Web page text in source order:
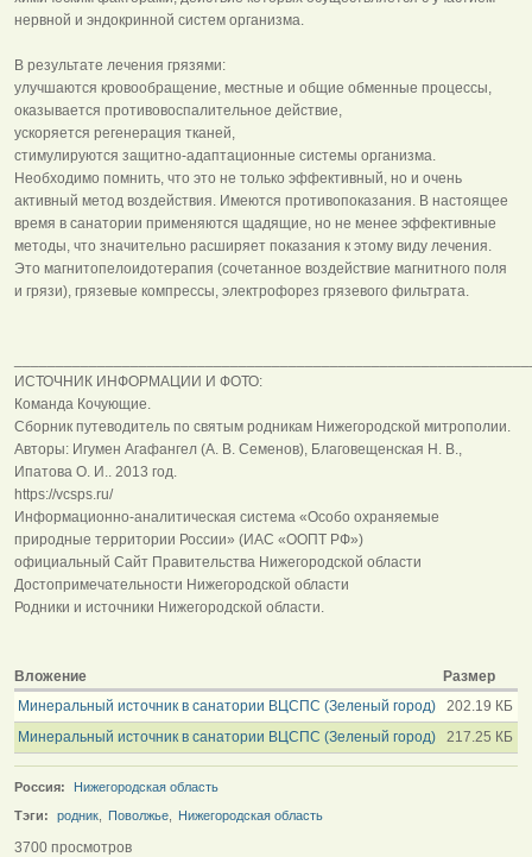
нервной и эндокринной систем организма.
В результате лечения грязями:
улучшаются кровообращение, местные и общие обменные процессы,
оказывается противовоспалительное действие,
ускоряется регенерация тканей,
стимулируются защитно-адаптационные системы организма.
Необходимо помнить, что это не только эффективный, но и очень
активный метод воздействия. Имеются противопоказания. В настоящее
время в санатории применяются щадящие, но не менее эффективные
методы, что значительно расширяет показания к этому виду лечения.
Это магнитопелоидотерапия (сочетанное воздействие магнитного поля
и грязи), грязевые компрессы, электрофорез грязевого фильтрата.
ИСТОЧНИК ИНФОРМАЦИИ И ФОТО:
Команда Кочующие.
Сборник путеводитель по святым родникам Нижегородской митрополии.
Авторы: Игумен Агафангел (А. В. Семенов), Благовещенская Н. В.,
Ипатова О. И.. 2013 год.
https://vcsps.ru/
Информационно-аналитическая система «Особо охраняемые
природные территории России» (ИАС «ООПТ РФ»)
официальный Сайт Правительства Нижегородской области
Достопримечательности Нижегородской области
Родники и источники Нижегородской области.
Вложение
Размер
Минеральный источник в санатории ВЦСПС (Зеленый город)
202.19 КБ
Минеральный источник в санатории ВЦСПС (Зеленый город)
217.25 КБ
Россия:
Нижегородская область
Тэги:
родник Поволжье Нижегородская область
3700 просмотров